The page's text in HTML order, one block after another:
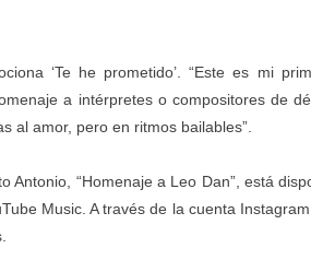
‘Te he prometido’. “Este es mi
a intérpretes o compositores de
al amor, pero en ritmos bailables”.
Antonio, “Homenaje a Leo Dan”, está
Music. A través de la cuenta